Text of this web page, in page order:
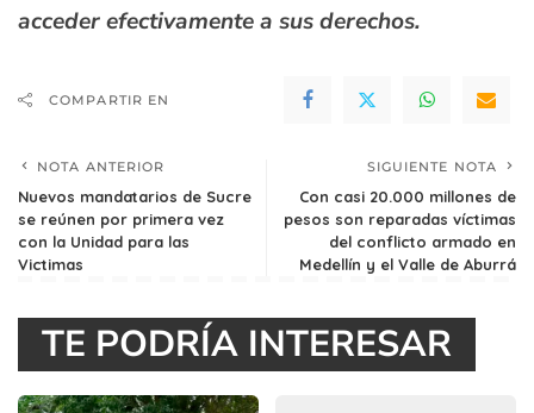
acceder efectivamente a sus derechos.
COMPARTIR EN
NOTA ANTERIOR
Nuevos mandatarios de Sucre
se reúnen por primera vez
con la Unidad para las
Victimas
SIGUIENTE NOTA
Con casi 20.000 millones de
pesos son reparadas víctimas
del conflicto armado en
Medellín y el Valle de Aburrá
TE PODRÍA INTERESAR